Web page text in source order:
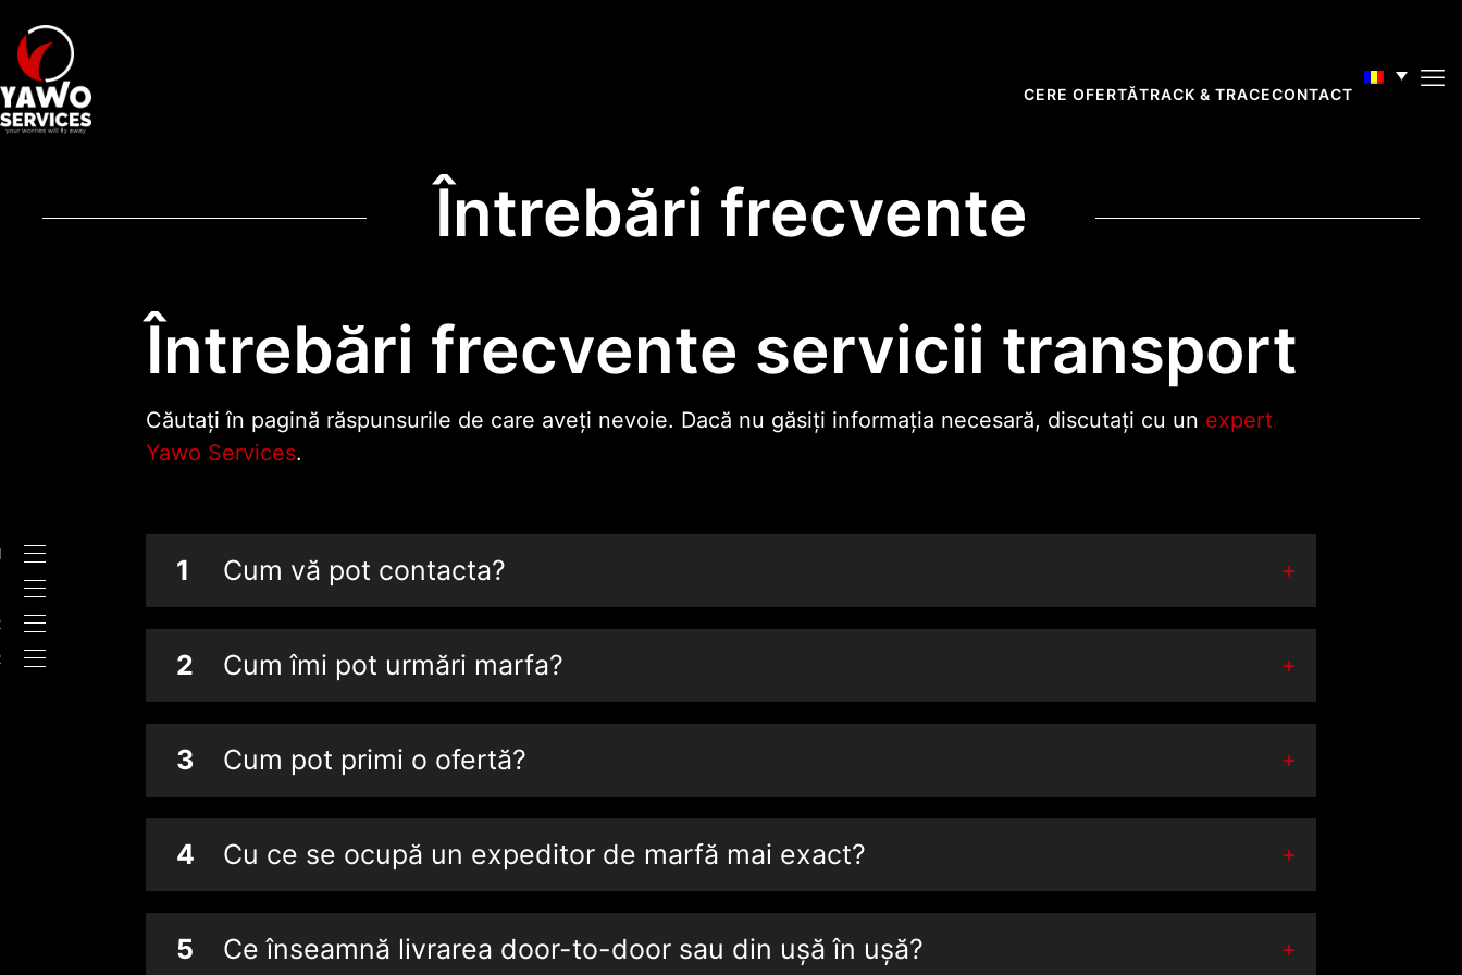
CERE OFERTĂTRACK & TRACECONTACT
Întrebări frecvente
Întrebări frecvente servicii transport
Căutați în pagină răspunsurile de care aveți nevoie. Dacă nu găsiți informația necesară, discutați cu un expert
Yawo Services.
1 Cum vă pot contacta?
2 Cum îmi pot urmări marfa?
3 Cum pot primi o ofertă?
4 Cu ce se ocupă un expeditor de marfă mai exact?
5 Ce înseamnă livrarea door-to-door sau din ușă în ușă?